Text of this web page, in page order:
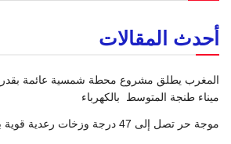
أحدث المقالات
ميناء طنجة المتوسط بالكهرباء
موجة حر تصل إلى 47 درجة وزخات رعدية قوية بعدد من مناطق المملكة